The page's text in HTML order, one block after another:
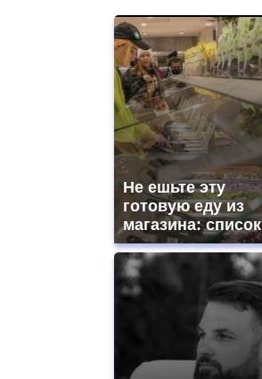
Не ешьте эту
готовую еду из
магазина: список